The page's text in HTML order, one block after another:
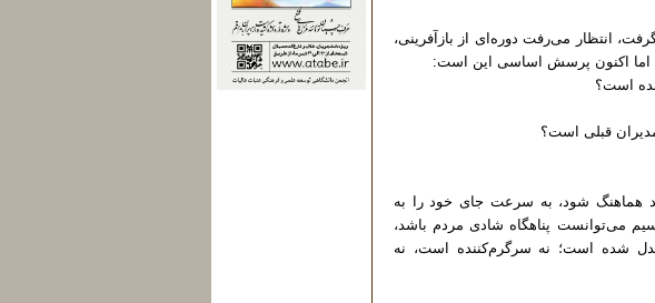
انتظار می‌رفت دوره‌ای از بازآفرینی،
اما اکنون پرسش اساسی این است:
شده است؟
قبلی است؟
هماهنگ شود، به سرعت جای خود را به
می‌توانست پناهگاه شادی مردم باشد،
شده است؛ نه سرگرم‌کننده است، نه